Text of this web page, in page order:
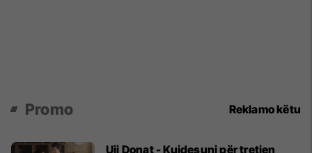
Promo Reklamo këtu
Uji Donat - Kujdesuni për tretjen